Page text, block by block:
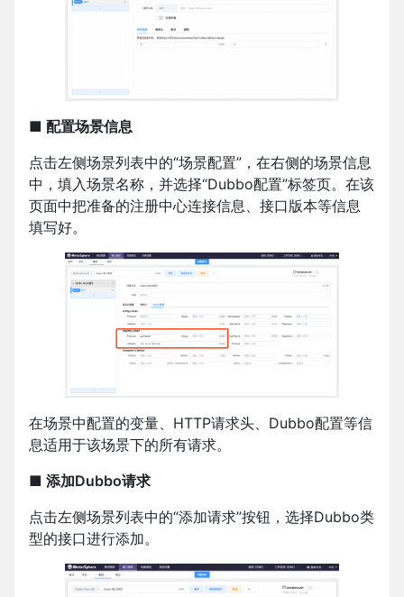
■ 配置场景信息
点击左侧场景列表中的“场景配置”，在右侧的场景信息
中，填入场景名称，并选择“Dubbo配置”标签页。在该
页面中把准备的注册中心连接信息、接口版本等信息
填写好。
在场景中配置的变量、HTTP请求头、Dubbo配置等信
息适用于该场景下的所有请求。
■ 添加Dubbo请求
点击左侧场景列表中的“添加请求”按钮，选择Dubbo类
型的接口进行添加。